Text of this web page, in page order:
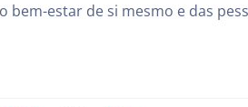
bem-estar de si mesmo e das